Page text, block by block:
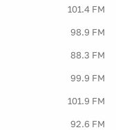
101.4 FM
98.9 FM
88.3 FM
99.9 FM
101.9 FM
92.6 FM